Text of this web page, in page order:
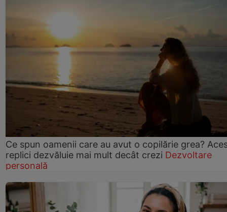
Ce spun oamenii care au avut o copilărie grea?
replici dezvăluie mai mult decât crezi Dezvoltare
personală